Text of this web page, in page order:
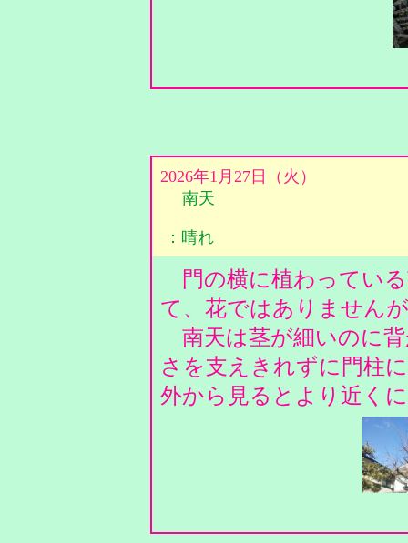
2026年1月27日（火）
南天
：晴れ
門の横に植わってい
て、花ではありません
南天は茎が細いのに
さを支えきれずに門柱
外から見るとより近く